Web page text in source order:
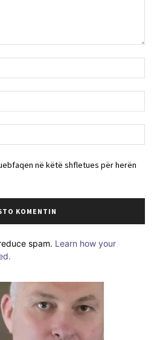
në këtë shfletues për herën
spam. Learn how your